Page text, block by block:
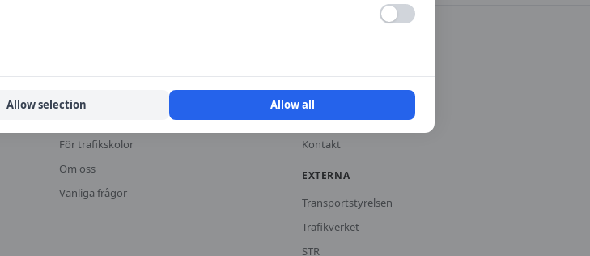
För trafikskolor
Om oss
Vanliga frågor
Cookies
Kontakt
EXTERNA
Transportstyrelsen
Trafikverket
STR
Allow selection Allow all